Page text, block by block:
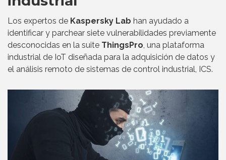
Los expertos de Kaspersky Lab han ayudado a
identificar y parchear siete vulnerabilidades previamente
desconocidas en la suite ThingsPro , una plataforma
industrial de IoT diseñada para la adquisición de datos y
el análisis remoto de sistemas de control industrial, ICS.